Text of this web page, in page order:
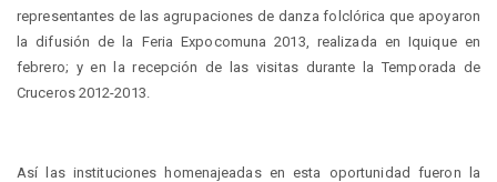
representantes de las agrupaciones de danza folclórica que apoyaron
la difusión de la Feria Expocomuna 2013, realizada en Iquique en
febrero; y en la recepción de las visitas durante la Temporada de
Cruceros 2012-2013.
Así las instituciones homenajeadas en esta oportunidad fueron la